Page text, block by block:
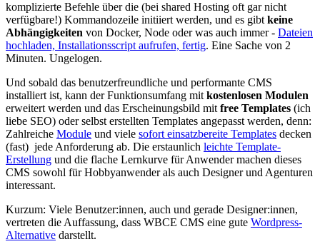
komplizierte Befehle über die (bei shared Hosting oft gar nicht
verfügbare!) Kommandozeile initiiert werden, und es gibt keine
Abhängigkeiten von Docker, Node oder was auch immer - Dateien
hochladen, Installationsscript aufrufen, fertig. Eine Sache von 2
Minuten. Ungelogen.
Und sobald das benutzerfreundliche und performante CMS
installiert ist, kann der Funktionsumfang mit kostenlosen Modulen
erweitert werden und das Erscheinungsbild mit free Templates (ich
liebe SEO) oder selbst erstellten Templates angepasst werden, denn:
Zahlreiche Module und viele sofort einsatzbereite Templates decken
(fast) jede Anforderung ab. Die erstaunlich leichte Template-
Erstellung und die flache Lernkurve für Anwender machen dieses
CMS sowohl für Hobbyanwender als auch Designer und Agenturen
interessant.
Kurzum: Viele Benutzer:innen, auch und gerade Designer:innen,
vertreten die Auffassung, dass WBCE CMS eine gute Wordpress-
Alternative darstellt.